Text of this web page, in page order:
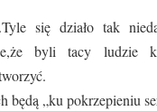
się działo tak
byli tacy ludzie
będą „ku pokrzepieniu